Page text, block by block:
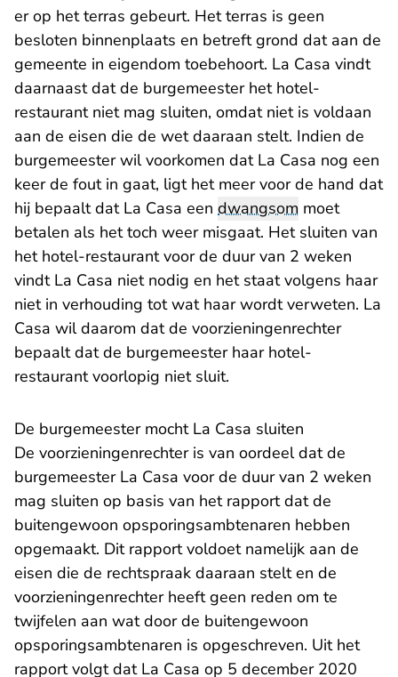
er op het terras gebeurt. Het terras is geen
besloten binnenplaats en betreft grond dat aan de
gemeente in eigendom toebehoort. La Casa vindt
daarnaast dat de burgemeester het hotel-
restaurant niet mag sluiten, omdat niet is voldaan
aan de eisen die de wet daaraan stelt. Indien de
burgemeester wil voorkomen dat La Casa nog een
keer de fout in gaat, ligt het meer voor de hand dat
hij bepaalt dat La Casa een dwangsom moet
betalen als het toch weer misgaat. Het sluiten van
het hotel-restaurant voor de duur van 2 weken
vindt La Casa niet nodig en het staat volgens haar
niet in verhouding tot wat haar wordt verweten. La
Casa wil daarom dat de voorzieningenrechter
bepaalt dat de burgemeester haar hotel-
restaurant voorlopig niet sluit.
De burgemeester mocht La Casa sluiten
De voorzieningenrechter is van oordeel dat de
burgemeester La Casa voor de duur van 2 weken
mag sluiten op basis van het rapport dat de
buitengewoon opsporingsambtenaren hebben
opgemaakt. Dit rapport voldoet namelijk aan de
eisen die de rechtspraak daaraan stelt en de
voorzieningenrechter heeft geen reden om te
twijfelen aan wat door de buitengewoon
opsporingsambtenaren is opgeschreven. Uit het
rapport volgt dat La Casa op 5 december 2020